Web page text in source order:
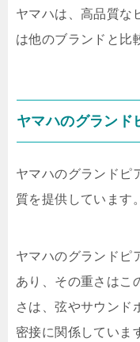
ヤマハは、高品質な
は他のブランドと比
ヤマハのグランド
ヤマハのグランドピ
質を提供しています。
ヤマハのグランドピ
あり、その重さはこ
さは、弦やサウンド
密接に関係していま